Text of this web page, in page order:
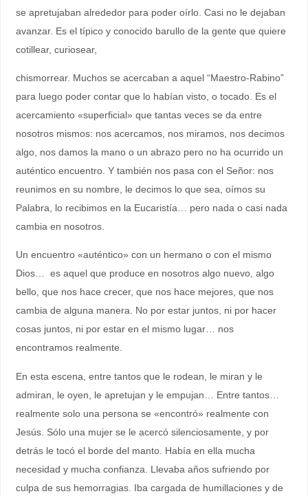
se apretujaban alrededor para poder oírlo. Casi no le dejaban
avanzar. Es el típico y conocido barullo de la gente que quiere
cotillear, curiosear,
chismorrear. Muchos se acercaban a aquel “Maestro-Rabino”
para luego poder contar que lo habían visto, o tocado. Es el
acercamiento «superficial» que tantas veces se da entre
nosotros mismos: nos acercamos, nos miramos, nos decimos
algo, nos damos la mano o un abrazo pero no ha ocurrido un
auténtico encuentro. Y también nos pasa con el Señor: nos
reunimos en su nombre, le decimos lo que sea, oímos su
Palabra, lo recibimos en la Eucaristía… pero nada o casi nada
cambia en nosotros.
Un encuentro «auténtico» con un hermano o con el mismo
Dios… es aquel que produce en nosotros algo nuevo, algo
bello, que nos hace crecer, que nos hace mejores, que nos
cambia de alguna manera. No por estar juntos, ni por hacer
cosas juntos, ni por estar en el mismo lugar… nos
encontramos realmente.
En esta escena, entre tantos que le rodean, le miran y le
admiran, le oyen, le apretujan y le empujan… Entre tantos…
realmente solo una persona se «encontró» realmente con
Jesús. Sólo una mujer se le acercó silenciosamente, y por
detrás le tocó el borde del manto. Había en ella mucha
necesidad y mucha confianza. Llevaba años sufriendo por
culpa de sus hemorragias. Iba cargada de humillaciones y de